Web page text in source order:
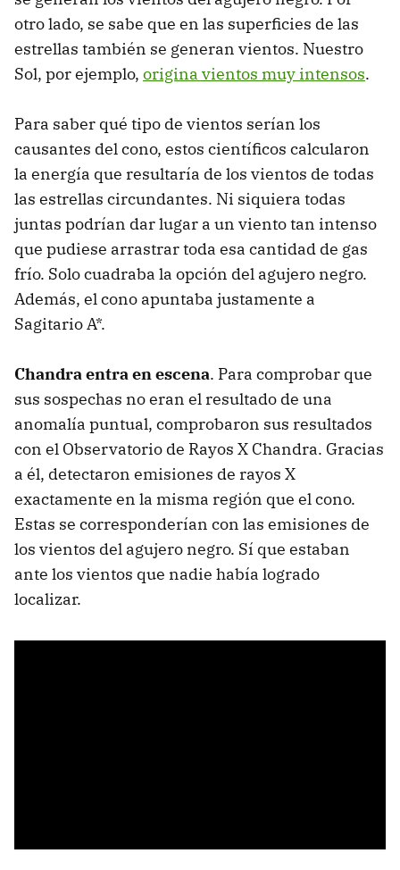
otro lado, se sabe que en las superficies de las
estrellas también se generan vientos. Nuestro
Sol, por ejemplo, origina vientos muy intensos.
Para saber qué tipo de vientos serían los
causantes del cono, estos científicos calcularon
la energía que resultaría de los vientos de todas
las estrellas circundantes. Ni siquiera todas
juntas podrían dar lugar a un viento tan intenso
que pudiese arrastrar toda esa cantidad de gas
frío. Solo cuadraba la opción del agujero negro.
Además, el cono apuntaba justamente a
Sagitario A*.
Chandra entra en escena. Para comprobar que
sus sospechas no eran el resultado de una
anomalía puntual, comprobaron sus resultados
con el Observatorio de Rayos X Chandra. Gracias
a él, detectaron emisiones de rayos X
exactamente en la misma región que el cono.
Estas se corresponderían con las emisiones de
los vientos del agujero negro. Sí que estaban
ante los vientos que nadie había logrado
localizar.